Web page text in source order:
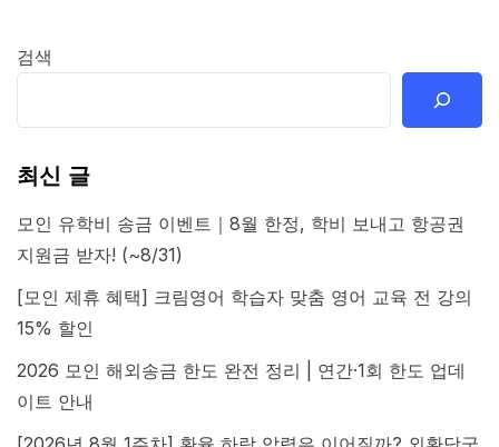
검색
최신 글
모인 유학비 송금 이벤트｜8월 한정, 학비 보내고 항공권
지원금 받자! (~8/31)
[모인 제휴 혜택] 크림영어 학습자 맞춤 영어 교육 전 강의
15% 할인
2026 모인 해외송금 한도 완전 정리 | 연간·1회 한도 업데
이트 안내